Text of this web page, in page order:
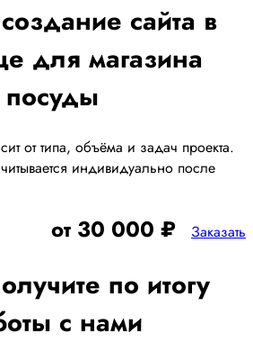
сайта в
для магазина
посуды
от типа, объёма и задач проекта.
индивидуально после
от 30 000 ₽ Заказать
по итогу
с нами